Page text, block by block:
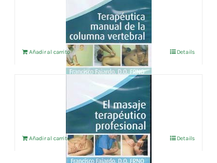
IVA no incluído
Añadir al carrito Details
El Masaje Terapéutico Profesional
IVA no incluído
Añadir al carrito Details